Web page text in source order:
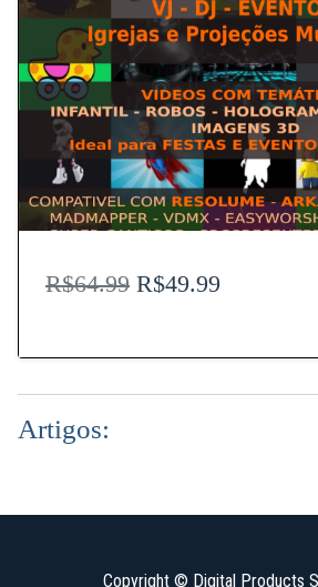
R$64.99 R$49.99
Artigos:
Copyright © Digital Products